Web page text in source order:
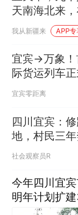
天南海北来
计未来
我从新疆来 APP专
宜宾→万象！
际货运列车正
宜宾零距离
四川宜宾：
地，村民三
家破人亡
社会观察员R
今年四川宜
明年计划扩